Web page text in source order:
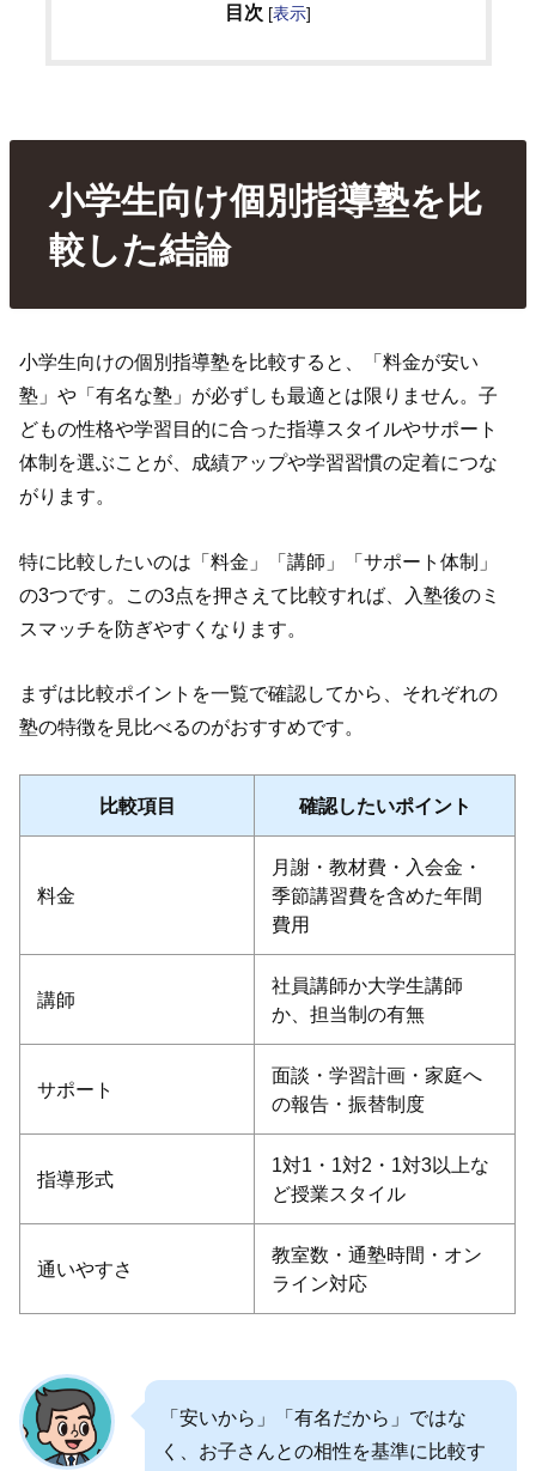
目次 [表示]
小学生向け個別指導塾を比
較した結論
小学生向けの個別指導塾を比較すると、「料金が安い
塾」や「有名な塾」が必ずしも最適とは限りません。子
どもの性格や学習目的に合った指導スタイルやサポート
体制を選ぶことが、成績アップや学習習慣の定着につな
がります。
特に比較したいのは「料金」「講師」「サポート体制」
の3つです。この3点を押さえて比較すれば、入塾後のミ
スマッチを防ぎやすくなります。
まずは比較ポイントを一覧で確認してから、それぞれの
塾の特徴を見比べるのがおすすめです。
比較項目 確認したいポイント
料金
月謝・教材費・入会金・
季節講習費を含めた年間
費用
講師
社員講師か大学生講師
か、担当制の有無
サポート
面談・学習計画・家庭へ
の報告・振替制度
指導形式
1対1・1対2・1対3以上な
ど授業スタイル
通いやすさ
教室数・通塾時間・オン
ライン対応
「安いから」「有名だから」ではな
く、お子さんとの相性を基準に比較す